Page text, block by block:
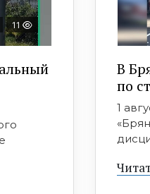
11
В
по
1